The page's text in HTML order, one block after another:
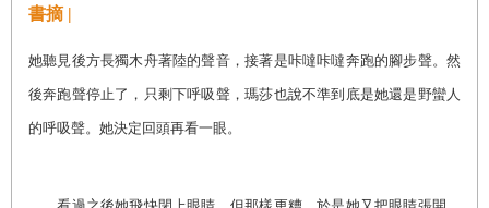
書摘 |
她聽見後方長獨木舟著陸的聲音，接著是咔噠咔噠奔跑的腳步聲。然
後奔跑聲停止了，只剩下呼吸聲，瑪莎也說不準到底是她還是野蠻人
的呼吸聲。她決定回頭再看一眼。